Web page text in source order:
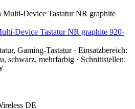
Device Tastatur NR graphite 920-
Gaming-Tastatur · Einsatzbereich:
schwarz, mehrfarbig · Schnittstellen: